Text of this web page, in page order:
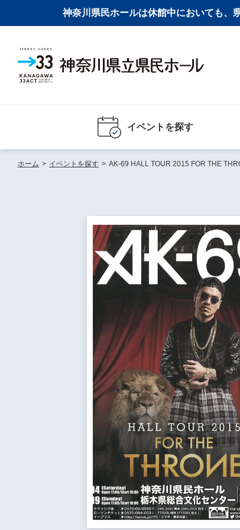
神奈川県民ホールは休館中においても、
イベントを探す
ホーム > イベントを探す > AK-69 HALL TOUR 2015 FOR THE